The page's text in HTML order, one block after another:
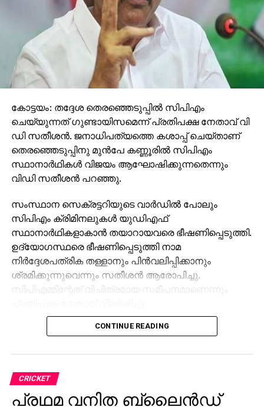
കോട്ടയം: തദ്ദേശ തെരഞ്ഞെടുപ്പില്‍ സിപിഎം
ചെയ്യുന്നത് ഗുണ്ടായിസമെന്ന് പ്രതിപക്ഷ നേതാവ് വി
ഡി സതീശന്‍. ജനാധിപത്യത്തെ കശാപ്പ് ചെയ്താണ്
തെരഞ്ഞെടുപ്പിനു മുന്‍പേ കണ്ണൂരില്‍ സിപിഎം
സ്ഥാനാര്‍ഥികള്‍ വിജയം ആഘോഷിക്കുന്നതെന്നും
വിഡി സതീശന്‍ പറഞ്ഞു.
സംസ്ഥാന സെക്രട്ടറിയുടെ വാര്‍ഡില്‍ പോലും
സിപിഎം ക്രിമിനലുകള്‍ യുഡിഎഫ്
സ്ഥാനാര്‍ഥികളാകാന്‍ തയാറായവരെ ഭീഷണിപ്പെടുത്തി.
ഉദ്യോഗസ്ഥരെ ഭീഷണിപ്പെടുത്തി നാമ
നിര്‍ദ്ദേശപത്രിക തള്ളാനും പിന്‍വലിപ്പിക്കാനും
ശ്രമിക്കുന്നുവെന്നും സതീശന്‍ ആരോപിച്ചു.
സിപിഎമ്മിന്റേത് വിചിത്രമായ സമീപനമാണെന്നും
സംസ്ഥാനത്ത് ഇതുവരെയും കാണാത്ത രീതികളാണ്
പോലും റിട്ടേണിംഗ് ഓഫീസര്‍ എതിര്‍ക്കുന്നു. യുഡിഎഫ്
സ്ഥാനാര്‍ഥികളുടെ നാമനിര്‍ദേശ പത്രികകള്‍ സൂക്ഷ്മ
പരിശോധനയില്‍ നിയമവിരുദ്ധമായി തള്ളാന്‍ സിപിഎം
ഫ്രാക്ഷന്‍ പോലെ ഒരു സംഘം തെരഞ്ഞെടുപ്പ്
CONTINUE READING
CRICKET
പ്രഥമ വനിത ബ്ലൈൻഡ്